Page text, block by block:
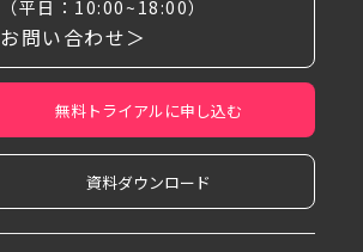
（平日：10:00~18:00）
お問い合わせ＞
無料トライアルに申し込む
資料ダウンロード